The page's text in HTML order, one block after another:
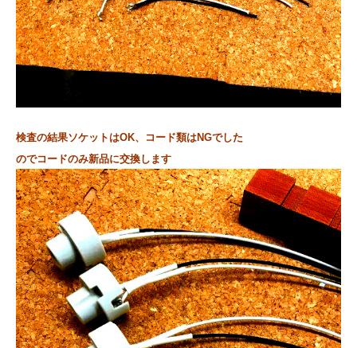
検査の結果ソケットはOK、コード類はNGでした
のでコードのみ新品に交換します